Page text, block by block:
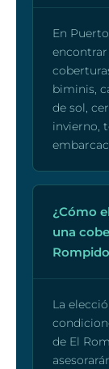
En
biminis,
de sol,
invierno,
¿Cómo
una
La
de El